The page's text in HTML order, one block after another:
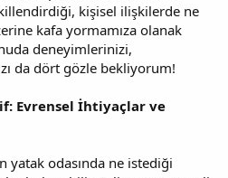
kişisel ilişkilerde ne
kafa yormamıza olanak
deneyimlerinizi,
da dört gözle bekliyorum!
Evrensel İhtiyaçlar ve
yatak odasında ne istediği